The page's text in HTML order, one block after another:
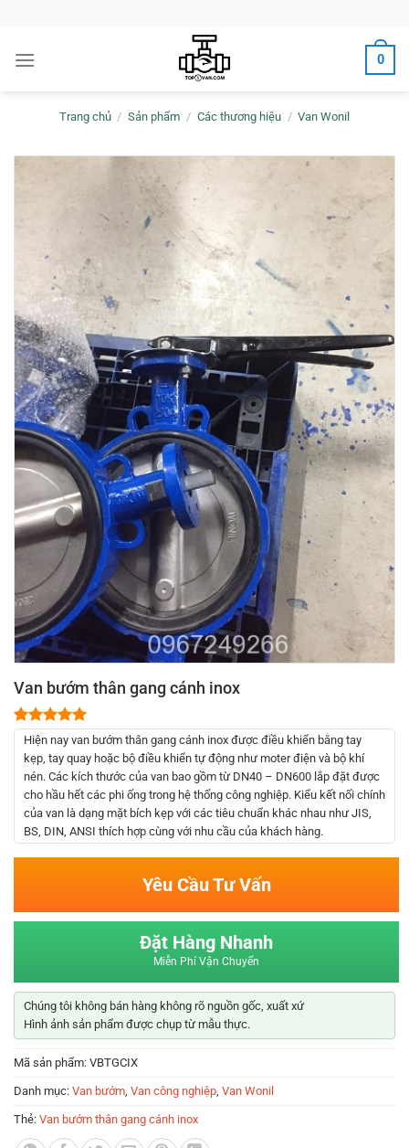
nội
0
Trang chủ / Sản phẩm / Các thương hiệu / Van Wonil
Van bướm thân gang cánh inox
5.00trên 5
dựa trên
đánh giá
Hiện nay van bướm thân gang cánh inox được điều khiển bằng tay
kẹp, tay quay hoặc bộ điều khiển tự động như moter điện và bộ khí
nén. Các kích thước của van bao gồm từ DN40 – DN600 lắp đặt được
cho hầu hết các phi ống trong hệ thống công nghiệp. Kiểu kết nối chính
của van là dạng mặt bích kẹp với các tiêu chuẩn khác nhau như JIS,
BS, DIN, ANSI thích hợp cùng với nhu cầu của khách hàng.
Yêu Cầu Tư Vấn
Đặt Hàng Nhanh
Miễn Phí Vận Chuyển
Chúng tôi không bán hàng không rõ nguồn gốc, xuất xứ
Hình ảnh sản phẩm được chụp từ mẫu thực.
Mã sản phẩm: VBTGCIX
Danh mục: Van bướm, Van công nghiệp, Van Wonil
Thẻ: Van bướm thân gang cánh inox